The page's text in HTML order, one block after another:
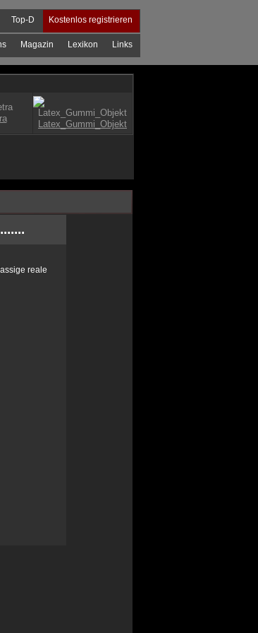
Kostenlos registrieren
Top-D
Links
Lexikon
Magazin
reale